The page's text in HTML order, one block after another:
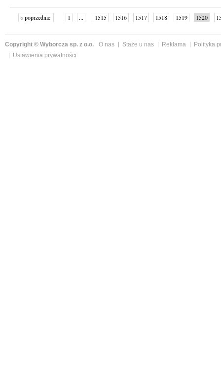
« poprzednie 1 ... 1515 1516 1517 1518 1519 1520
Copyright © Wyborcza sp. z o.o. O nas Staże u nas Reklama
Polityka
Ustawienia prywatności